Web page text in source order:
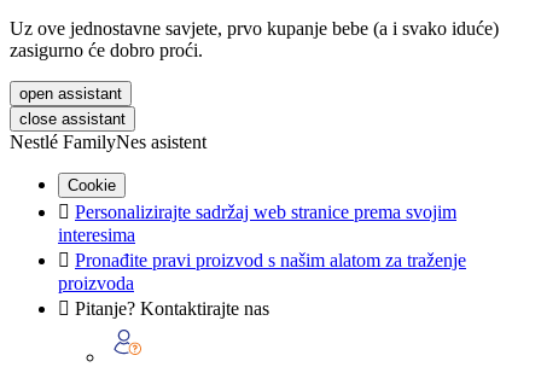
Uz ove jednostavne savjete, prvo kupanje bebe (a i svako iduće)
zasigurno će dobro proći.
open assistant
close assistant
Nestlé FamilyNes asistent
Cookie
 Personalizirajte sadržaj web stranice prema svojim
interesima
 Pronađite pravi proizvod s našim alatom za traženje
proizvoda
 Pitanje? Kontaktirajte nas